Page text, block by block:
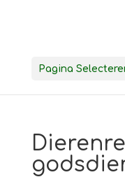
Pagina